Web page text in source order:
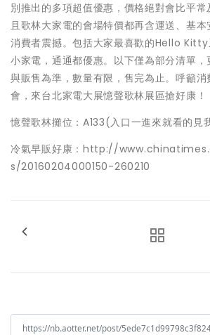
別推出的多項超值優惠，價格絕對會比平
且歌林大家電的會場特價都再含運送、基
消費者震撼。包括大家最喜歡的Hello Kitty
小家電，通通都優惠。以下僅為部分清單
與販售為準，數量有限，售完為止。呼籲
會，來台北家電大展憶聲歌林展區搶好康！
憶聲歌林攤位：A133(入口一進來就看的見
冷氣早販好康：http://
s/20160204000150-260210